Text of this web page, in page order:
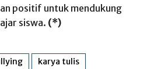
positif untuk mendukung
siswa. (*)
karya tulis